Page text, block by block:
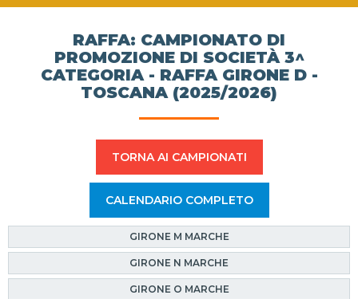
RAFFA: CAMPIONATO DI
PROMOZIONE DI SOCIETÀ 3^
CATEGORIA - RAFFA GIRONE D -
TOSCANA (2025/2026)
TORNA AI CAMPIONATI
CALENDARIO COMPLETO
GIRONE M MARCHE
GIRONE N MARCHE
GIRONE O MARCHE